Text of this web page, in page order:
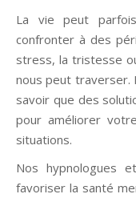
La vie peut
confronter à des
stress, la tristesse
nous peut traverser.
savoir que des
pour améliorer
situations.
Nos hypnologues
favoriser la santé